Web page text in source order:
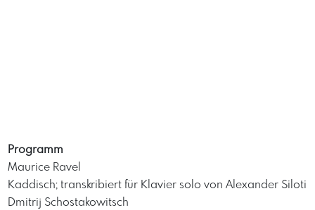
Programm
Maurice Ravel
Kaddisch; transkribiert für Klavier solo von Alexander Siloti
Dmitrij Schostakowitsch